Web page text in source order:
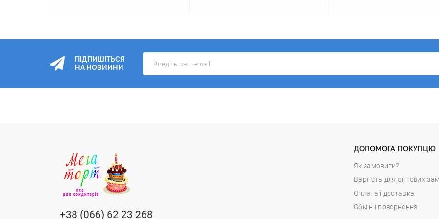
ПІДПИШІТЬСЯ
НА НОВИИНИ
+38 (066) 62 23 268
ДОПОМОГА ПОКУПЦЮ
Як замовити?
Вартість для оптових
Оплата і доставка
Обмін і повернення